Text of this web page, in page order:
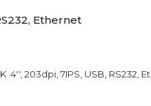
Ethernet
203dpi, 7IPS, USB, RS232,